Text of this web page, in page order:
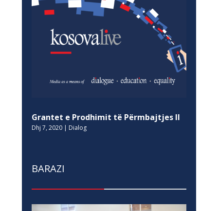
Grantet e Prodhimit të Përmbajtjes II
Dhj 7, 2020| Dialog
BARAZI